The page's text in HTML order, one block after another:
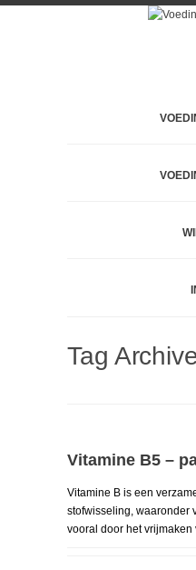
Tag
Vitamine B5 –
Vitamine B is een
stofwisseling, waaronder
vooral door het